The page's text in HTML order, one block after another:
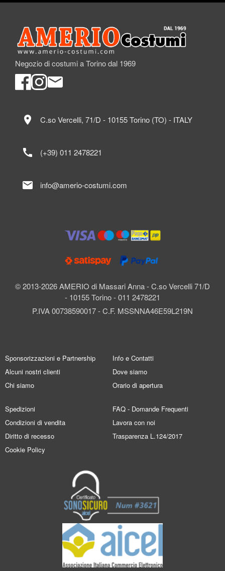
Negozio di costumi a Torino dal 1969
© 2013-2026 AMERIO di Massari Anna - C.so Vercelli 71/D
- 10155 Torino - 011 2478221
P.IVA 00738590017 - C.F. MSSNNA46E59L219N
location_on C.so Vercelli, 71/D - 10155 Torino (TO) - ITALY
call (+39) 011 2478221
mail info@amerio-costumi.com
Sponsorizzazioni e Partnership
Alcuni nostri clienti
Chi siamo
Info e Contatti
Dove siamo
Orario di apertura
Spedizioni
Condizioni di vendita
Diritto di recesso
Cookie Policy
FAQ - Domande Frequenti
Lavora con noi
Trasparenza L.124/2017